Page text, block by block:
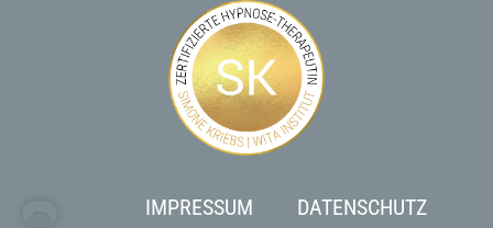
IMPRESSUM DATENSCHUTZ